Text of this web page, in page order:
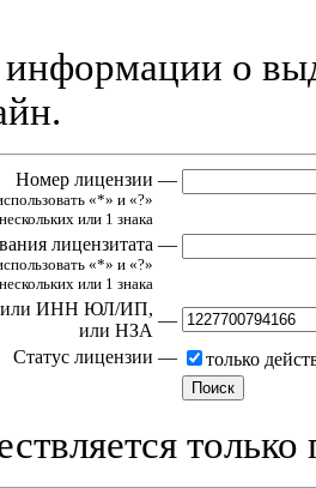
о
Номер лицензии
«*» и «?»
или 1 знака
—
лицензитата
«*» и «?»
или 1 знака
—
или ИНН ЮЛ/ИП,
или НЗА
—
Статус лицензии — только